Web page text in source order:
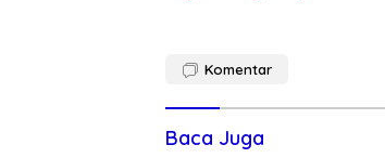
Komentar
Baca Juga